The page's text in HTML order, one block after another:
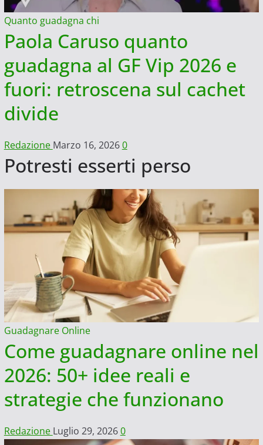
Quanto guadagna chi
Paola Caruso quanto
guadagna al GF Vip 2026 e
fuori: retroscena sul cachet
divide
Redazione Marzo 16, 20260
Potresti esserti perso
Guadagnare Online
Come guadagnare online nel
2026: 50+ idee reali e
strategie che funzionano
Redazione Luglio 29, 20260